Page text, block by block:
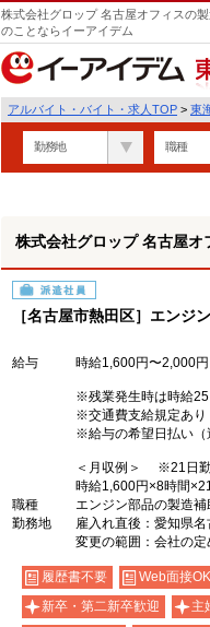
株式会社グロップ 名古屋オフィスの
のことならイーアイデム
アルバイト・バイト・求人TOP > 東
勤務地 職種
株式会社グロップ 名古屋オ
派遣社員
［名古屋市熱田区］エンジ
給与 時給1,600円〜2,000
※残業発生時は時給
※交通費支給規定あり
※給与の希望日払い（
＜月収例＞ ※21日
時給1,600円×8時間
職種
エンジン部品の製造
勤務地
雇入れ直後：愛知県
変更の範囲：会社の
履歴書不要 Web面接OK
新卒・第二新卒歓迎
主